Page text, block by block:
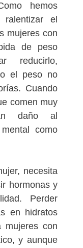
hemos
el
mujeres con
de peso
reducirlo,
el peso no
Cuando
comen muy
daño al
como
necesita
hormonas y
Perder
en hidratos
mujeres con
y aunque